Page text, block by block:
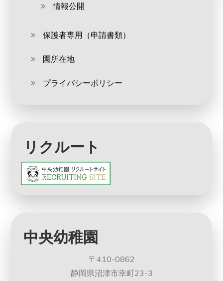
情報公開
保護者専用（申請書類）
園所在地
プライバシーポリシー
リクルート
中央幼稚園
〒410-0862
静岡県沼津市幸町23-3